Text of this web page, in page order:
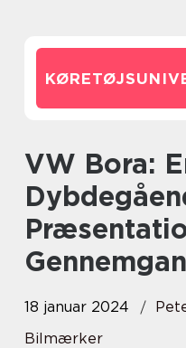
VW Bora: En
18 januar 2024
Bilmærker